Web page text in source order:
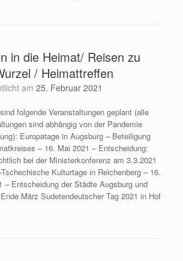
in die Heimat/ Reisen zu
/ Heimattreffen
am 25. Februar 2021
folgende Veranstaltungen geplant (alle
sind abhängig von der Pandemie
Europatage in Augsburg – Beteiligung
– 16. Mai 2021 – Entscheidung:
bei der Ministerkonferenz am 3.3.2021
Kulturtage in Reichenberg – 16.
– Entscheidung der Städte Augsburg und
März Sudetendeutscher Tag 2021 in Hof